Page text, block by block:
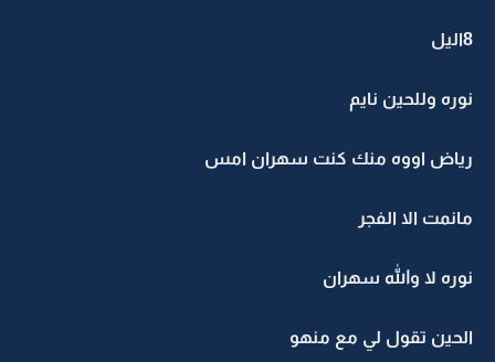
8اليل
نوره وللحين نايم
رياض اووه منك كنت سهران امس
مانمت الا الفجر
نوره لا والله سهران
الحين تقول لي مع منهو